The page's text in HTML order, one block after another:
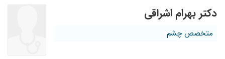
دکتر بهرام اشراقی
متخصص چشم